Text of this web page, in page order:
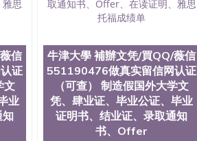
信
证
文
业
牛津大學 補辦文凭/買QQ/薇信
551190476做真实留信网认证
（可查） 制造假国外大学文
凭、肆业证、毕业公证、毕业
证明书、结业证、录取通知
书、Offer